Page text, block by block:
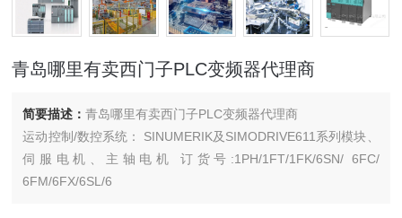
青岛哪里有卖西门子PLC变频器代理商
简要描述：青岛哪里有卖西门子PLC变频器代理商
运动控制/数控系统： SINUMERIK及SIMODRIVE611系列模块、
伺服电机、主轴电机 订货号:1PH/1FT/1FK/6SN/ 6FC/
6FM/6FX/6SL/6